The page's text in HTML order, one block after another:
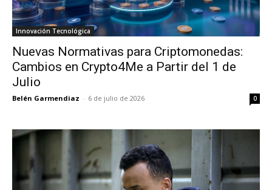
Innovación Tecnológica
Nuevas Normativas para Criptomonedas:
Cambios en Crypto4Me a Partir del 1 de
Julio
Belén Garmendiaz - 6 de julio de 2026 0